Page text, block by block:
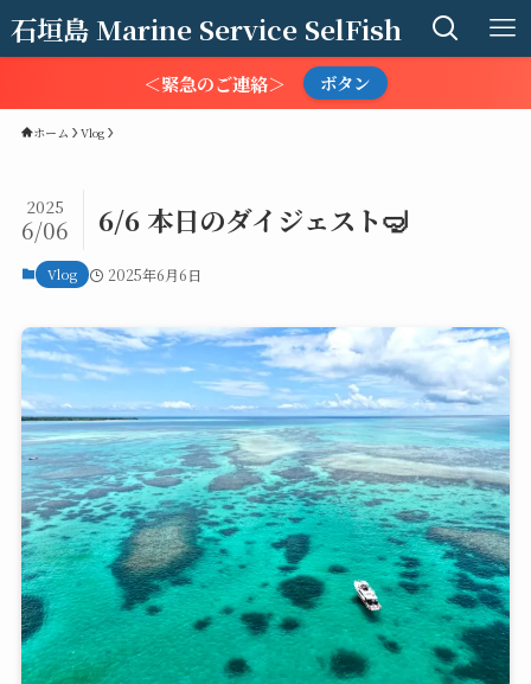
石垣島 Marine Service SelFish
＜緊急のご連絡＞ ボタン
ホーム Vlog
6/6 本日のダイジェスト🤿
2025
6/06
Vlog 2025年6月6日